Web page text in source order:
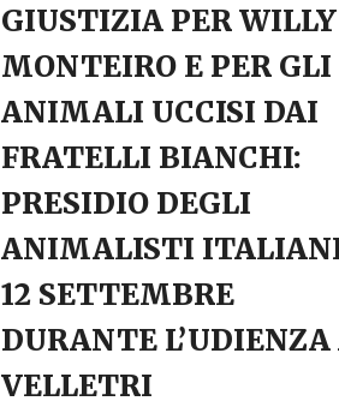
GIUSTIZIA PER WILLY
MONTEIRO E PER GLI
ANIMALI UCCISI DAI
FRATELLI BIANCHI:
PRESIDIO DEGLI
ANIMALISTI
12 SETTEMBRE
DURANTE L’UDIENZA
VELLETRI